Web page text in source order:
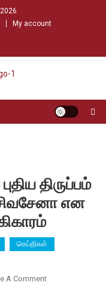
My account
திருப்பம்
என
செய்திகள்
A CommentOn